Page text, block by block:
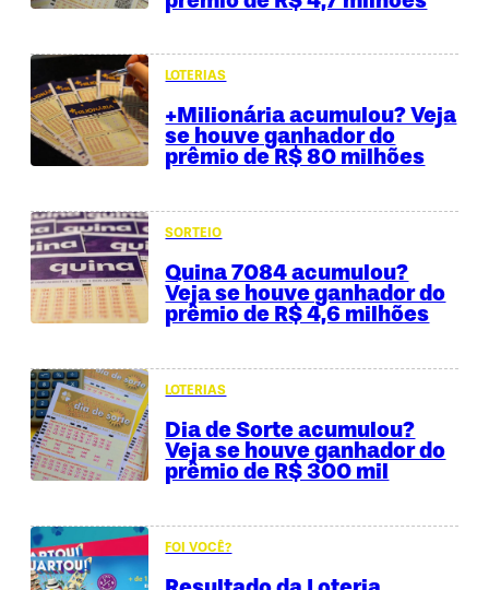
LOTERIAS
+Milionária acumulou? Veja
se houve ganhador do
prêmio de R$ 80 milhões
SORTEIO
Quina 7084 acumulou?
Veja se houve ganhador do
prêmio de R$ 4,6 milhões
LOTERIAS
Dia de Sorte acumulou?
Veja se houve ganhador do
prêmio de R$ 300 mil
FOI VOCÊ?